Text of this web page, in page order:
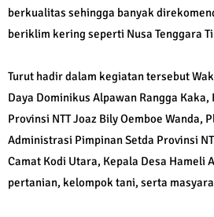
berkualitas sehingga banyak
beriklim kering seperti Nusa Tenggara
Turut hadir dalam kegiatan tersebut
Daya Dominikus Alpawan Rangga
Provinsi NTT Joaz Bily Oemboe Wanda,
Administrasi Pimpinan Setda Provinsi
Camat Kodi Utara, Kepala Desa Hameli
pertanian, kelompok tani, serta